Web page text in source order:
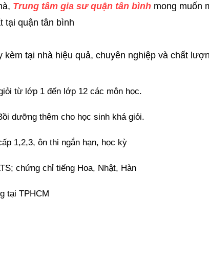
Trung tâm gia sư quận tân bình mong muốn
tại quận tân bình
kèm tại nhà hiệu quả, chuyên nghiệp và chất
từ lớp 1 đến lớp 12 các môn học.
dưỡng thêm cho học sinh khá giỏi.
1,2,3, ôn thi ngắn hạn, học kỳ
chứng chỉ tiếng Hoa, Nhật, Hàn
tại TPHCM